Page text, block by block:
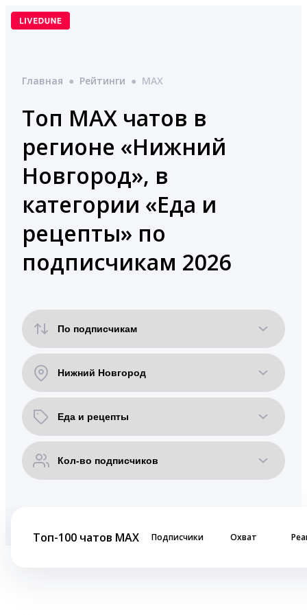
Перейти
Главная ● Рейтинги ● MAX
Топ MAX чатов в
регионе «Нижний
Новгород», в
категории «Еда и
рецепты» по
подписчикам 2026
Топ-100 чатов MAX Подписчики Охват